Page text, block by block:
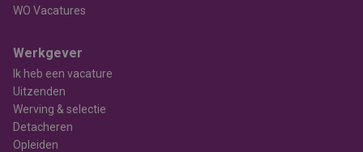
WO Vacatures
Werkgever
Ik heb een vacature
Uitzenden
Werving & selectie
Detacheren
Opleiden